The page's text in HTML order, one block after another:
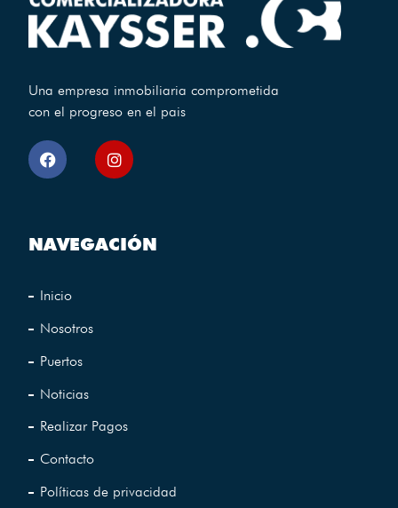
Una empresa inmobiliaria comprometida
con el progreso en el pais
NAVEGACIÓN
Inicio
Nosotros
Puertos
Noticias
Realizar Pagos
Contacto
Políticas de privacidad